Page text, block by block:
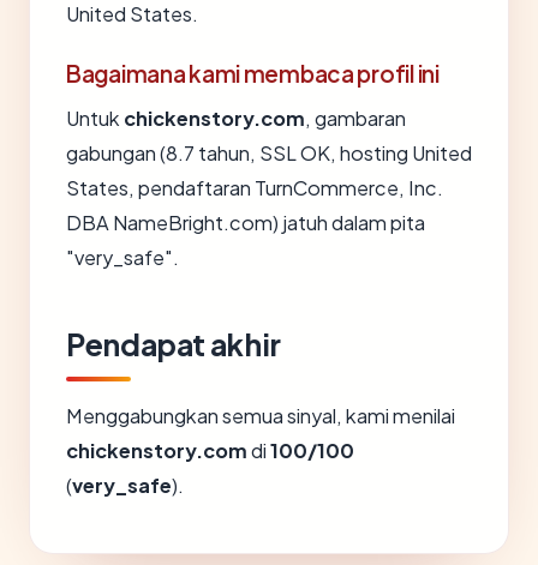
United States.
Bagaimana kami membaca profil ini
Untuk chickenstory.com, gambaran
gabungan (8.7 tahun, SSL OK, hosting United
States, pendaftaran TurnCommerce, Inc.
DBA NameBright.com) jatuh dalam pita
"very_safe".
Pendapat akhir
Menggabungkan semua sinyal, kami menilai
chickenstory.comdi100/100
(very_safe).